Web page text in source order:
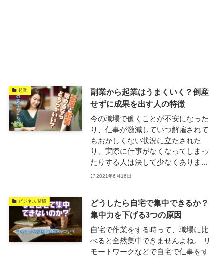
起業
副業から起業はうまくいく？倒産
せずに成果を出す人の特徴
今の職場で働くことが不安になった
り、仕事が激減していつ解雇されて
もおかしくない状況に立たされた
り、実際に仕事がなくなってしまっ
たりする人は決して少なくありま...
2021年6月16日
ビジネス 習慣
どうしたら自宅で集中できるか？
集中力を下げる3つの原因
自宅で作業をする時って、職場に比
べると全然集中できませんよね。 リ
モートワークなどで自宅で仕事をす